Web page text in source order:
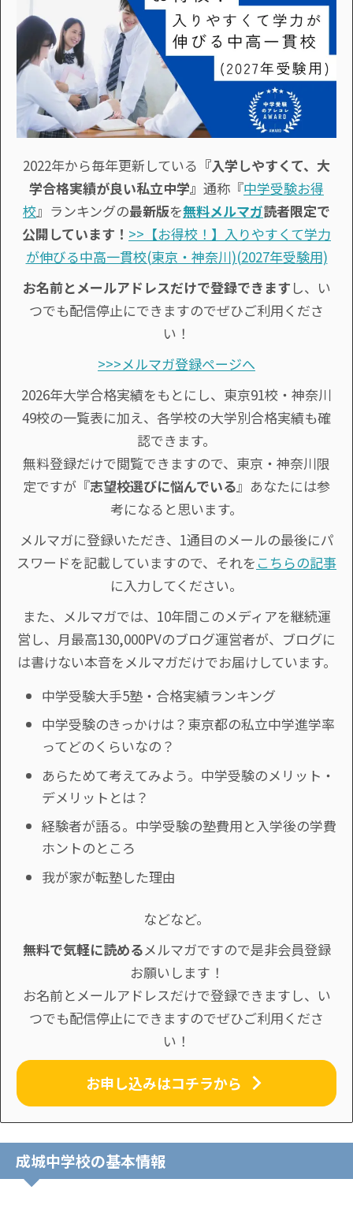
2022年から毎年更新している 『入学しやすくて、大
学合格実績が良い私立中学』 通称『中学受験お得
校』ランキングの最新版を無料メルマガ読者限定で
公開しています！ >>【お得校！】入りやすくて学力
が伸びる中高一貫校(東京・神奈川)(2027年受験用)
お名前とメールアドレスだけで登録できます し、い
つでも配信停止にできますのでぜひご利用くださ
い！
>>>メルマガ登録ページへ
2026年大学合格実績をもとにし、東京91校・神奈川
49校の一覧表に加え、各学校の大学別合格実績も確
認できます。
無料登録だけで閲覧できますので、東京・神奈川限
定ですが『志望校選びに悩んでいる』あなたには参
考になると思います。
メルマガに登録いただき、1通目のメールの最後にパ
スワードを記載していますので、それを こちらの記事
に入力してください。
また、メルマガでは、10年間このメディアを継続運
営し、月最高130,000PVのブログ運営者が、ブログに
は書けない本音をメルマガだけでお届けしています。
中学受験大手5塾・合格実績ランキング
中学受験のきっかけは？東京都の私立中学進学率
ってどのくらいなの？
あらためて考えてみよう。中学受験のメリット・
デメリットとは？
経験者が語る。中学受験の塾費用と入学後の学費
ホントのところ
我が家が転塾した理由
などなど。
無料で気軽に読めるメルマガですので是非会員登録
お願いします！
お名前とメールアドレスだけで登録できますし、い
つでも配信停止にできますのでぜひご利用くださ
い！
お申し込みはコチラから
成城中学校の基本情報